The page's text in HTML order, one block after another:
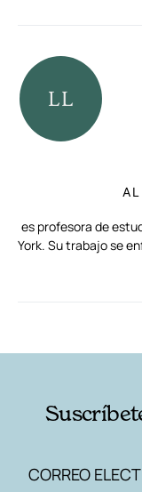
es profesora de
York. Su trabajo se